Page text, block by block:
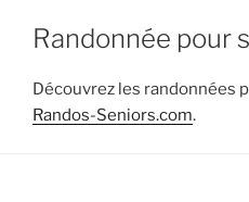
Randonnée pour
Découvrez les randonnées
Randos-Seniors.com.